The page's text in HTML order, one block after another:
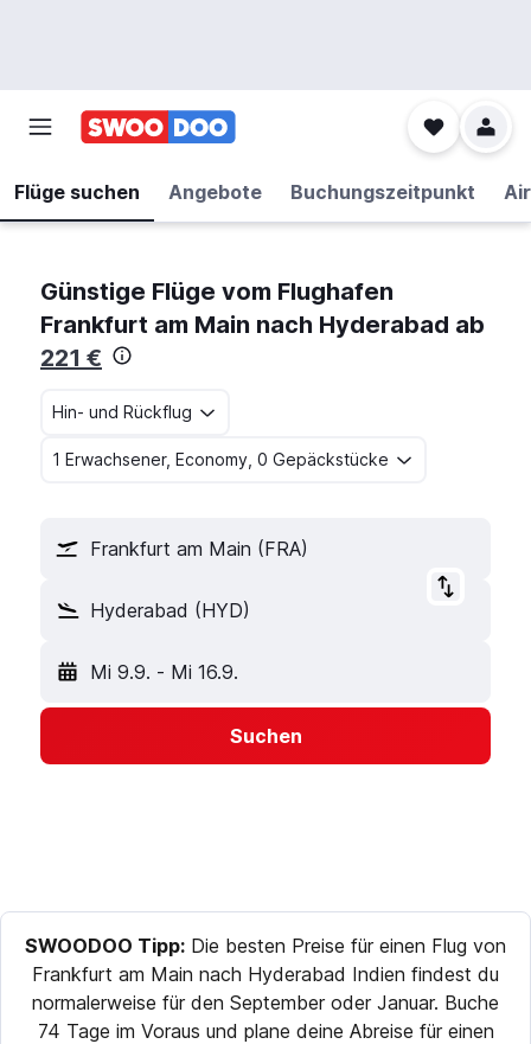
Flüge suchen Angebote Buchungszeitpunkt
Günstige Flüge vom Flughafen
Frankfurt am Main nach Hyderabad ab
221 €
Hin- und Rückflug
1 Erwachsener, Economy, 0 Gepäckstücke
Frankfurt am Main (FRA)
Hyderabad (HYD)
Mi 9.9. - Mi 16.9.
Suchen
SWOODOO Tipp: Die besten Preise für einen Flug von
Frankfurt am Main nach Hyderabad Indien findest du
normalerweise für den September oder Januar. Buche
74 Tage im Voraus und plane deine Abreise für einen